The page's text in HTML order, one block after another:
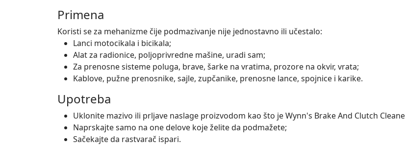
Primena
Koristi se za mehanizme čije podmazivanje nije jednostavno ili učestalo:
Lanci motocikala i bicikala;
Alat za radionice, poljoprivredne mašine, uradi sam;
Za prenosne sisteme poluga, brave, šarke na vratima, prozore na okvir, vrata;
Kablove, pužne prenosnike, sajle, zupčanike, prenosne lance, spojnice i karike.
Upotreba
Uklonite mazivo ili prljave naslage proizvodom kao što je Wynn's Brake And Clutch
Naprskajte samo na one delove koje želite da podmažete;
Sačekajte da rastvarač ispari.